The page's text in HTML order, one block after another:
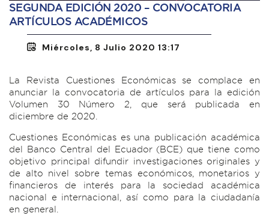
SEGUNDA EDICIÓN 2020 – CONVOCATORIA
ARTÍCULOS ACADÉMICOS
Miércoles, 8 Julio 2020 13:17
La Revista Cuestiones Económicas se complace en
anunciar la convocatoria de artículos para la edición
Volumen 30 Número 2, que será publicada en
diciembre de 2020.
Cuestiones Económicas es una publicación académica
del Banco Central del Ecuador (BCE) que tiene como
objetivo principal difundir investigaciones originales y
de alto nivel sobre temas económicos, monetarios y
financieros de interés para la sociedad académica
nacional e internacional, así como para la ciudadanía
en general.